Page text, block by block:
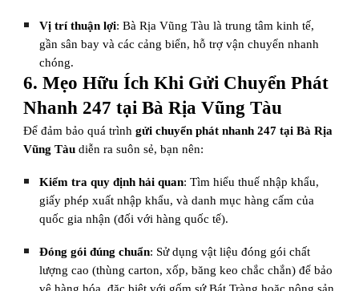
Vị trí thuận lợi: Bà Rịa Vũng Tàu là trung tâm kinh tế,
gần sân bay và các cảng biển, hỗ trợ vận chuyển nhanh
chóng.
6. Mẹo Hữu Ích Khi Gửi Chuyển Phát
Nhanh 247 tại Bà Rịa Vũng Tàu
Để đảm bảo quá trìnhgửi chuyển phát nhanh 247 tại Bà Rịa
Vũng Tàu diễn ra suôn sẻ, bạn nên:
Kiểm tra quy định hải quan: Tìm hiểu thuế nhập khẩu,
giấy phép xuất nhập khẩu, và danh mục hàng cấm của
quốc gia nhận (đối với hàng quốc tế).
Đóng gói đúng chuẩn: Sử dụng vật liệu đóng gói chất
lượng cao (thùng carton, xốp, băng keo chắc chắn) để bảo